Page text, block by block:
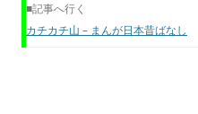
■記事へ行く
カチカチ山 – まんが日本昔ばなし